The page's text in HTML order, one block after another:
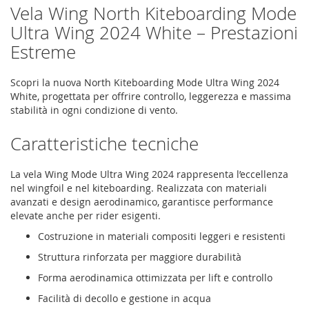
Vela Wing North Kiteboarding Mode
Ultra Wing 2024 White – Prestazioni
Estreme
Scopri la nuova North Kiteboarding Mode Ultra Wing 2024
White, progettata per offrire controllo, leggerezza e massima
stabilità in ogni condizione di vento.
Caratteristiche tecniche
La vela Wing Mode Ultra Wing 2024 rappresenta l’eccellenza
nel wingfoil e nel kiteboarding. Realizzata con materiali
avanzati e design aerodinamico, garantisce performance
elevate anche per rider esigenti.
Costruzione in materiali compositi leggeri e resistenti
Struttura rinforzata per maggiore durabilità
Forma aerodinamica ottimizzata per lift e controllo
Facilità di decollo e gestione in acqua